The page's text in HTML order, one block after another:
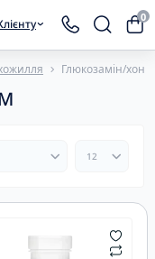
0
Глюкозамін/